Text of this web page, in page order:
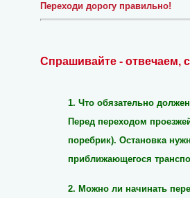
Переходи дорогу правильно!
Спрашивайте - отвечаем,
1. Что обязательно
Перед переходом
поребрик). Остановка
приближающегося
2. Можно ли начинать